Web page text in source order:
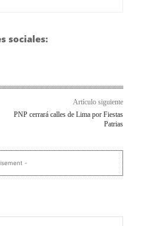
sociales:
Artículo siguiente
PNP cerrará calles de Lima por Fiestas
Patrias
-